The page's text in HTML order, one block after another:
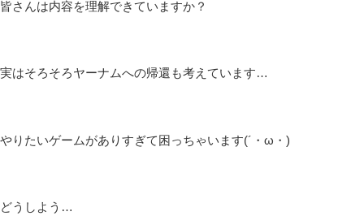
皆さんは内容を理解できていますか？
実はそろそろヤーナムへの帰還も考えています…
やりたいゲームがありすぎて困っちゃいます(´・ω・)
どうしよう…